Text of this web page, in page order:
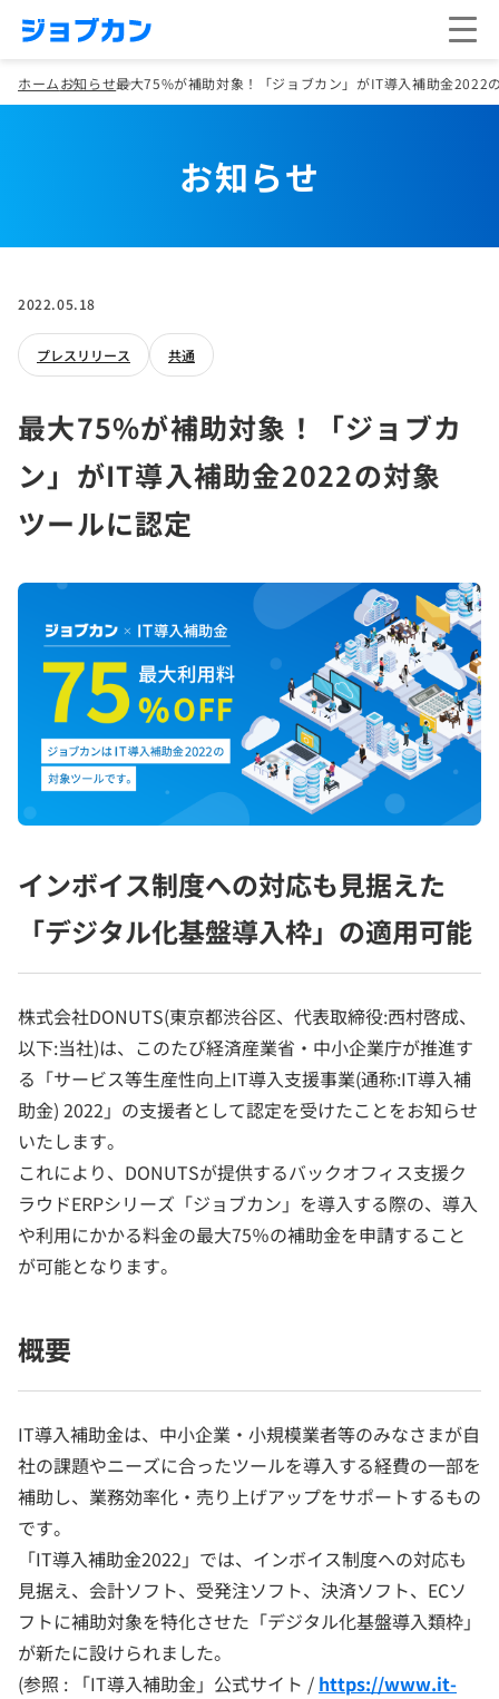
ホームお知らせ最大75%が補助対象！「ジョブカン」がIT導入補助金2022
お知らせ
2022.05.18
プレスリリース 共通
最大75%が補助対象！「ジョブカ
ン」がIT導入補助金2022の対象
ツールに認定
インボイス制度への対応も見据えた
「デジタル化基盤導入枠」の適用可能
株式会社DONUTS(東京都渋谷区、代表取締役:西村啓成、
以下:当社)は、このたび経済産業省・中小企業庁が推進す
る「サービス等生産性向上IT導入支援事業(通称:IT導入補
助金) 2022」の支援者として認定を受けたことをお知らせ
いたします。
これにより、DONUTSが提供するバックオフィス支援ク
ラウドERPシリーズ「ジョブカン」を導入する際の、導入
や利用にかかる料金の最大75％の補助金を申請すること
が可能となります。
概要
IT導入補助金は、中小企業・小規模業者等のみなさまが自
社の課題やニーズに合ったツールを導入する経費の一部を
補助し、業務効率化・売り上げアップをサポートするもの
です。
「IT導入補助金2022」では、インボイス制度への対応も
見据え、会計ソフト、受発注ソフト、決済ソフト、ECソ
フトに補助対象を特化させた「デジタル化基盤導入類枠」
が新たに設けられました。
(参照 : 「IT導入補助金」公式サイト / https://www.it-